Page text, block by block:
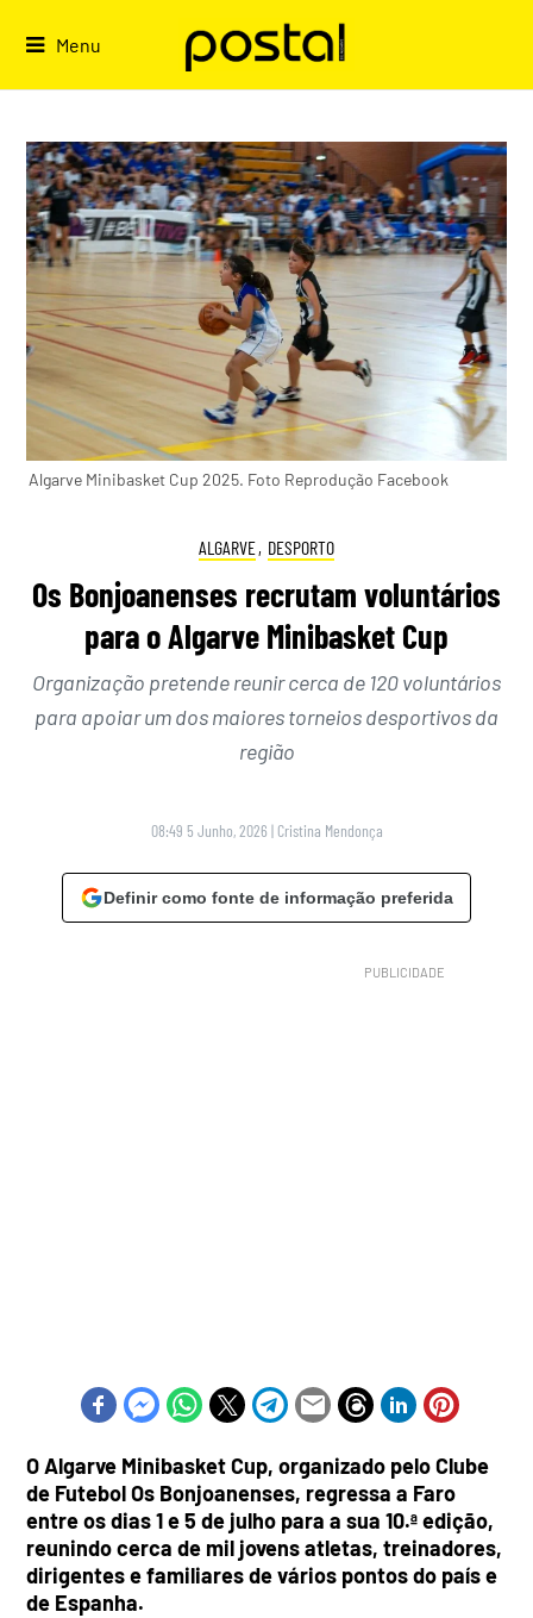
Menu
Algarve Minibasket Cup 2025. Foto Reprodução Facebook
ALGARVE, DESPORTO
Os Bonjoanenses recrutam voluntários
para o Algarve Minibasket Cup
Organização pretende reunir cerca de 120 voluntários
para apoiar um dos maiores torneios desportivos da
região
08:49 5 Junho, 2026 | Cristina Mendonça
Definir como fonte de informação preferida
O Algarve Minibasket Cup, organizado pelo Clube
de Futebol Os Bonjoanenses, regressa a Faro
entre os dias 1 e 5 de julho para a sua 10.ª edição,
reunindo cerca de mil jovens atletas, treinadores,
dirigentes e familiares de vários pontos do país e
de Espanha.